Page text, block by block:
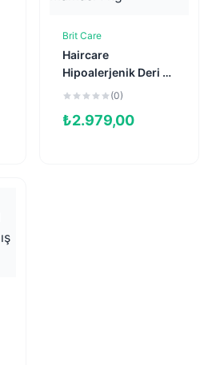
Sepete Ekle
Brit Care
Haircare
Hipoalerjenik Deri ve
Tüy Sağlığı için
Kedi Maması 7kg
(0)
₺2.979,00